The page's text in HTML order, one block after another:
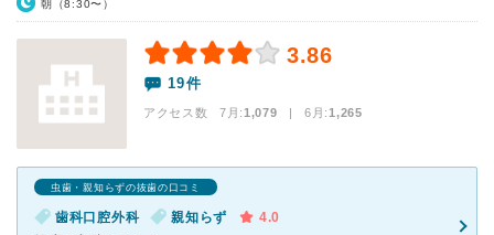
朝（8:30〜）
3.86
19件
アクセス数 7月:1,079 | 6月:1,265
虫歯・親知らずの抜歯の口コミ
歯科口腔外科 親知らず
4.0